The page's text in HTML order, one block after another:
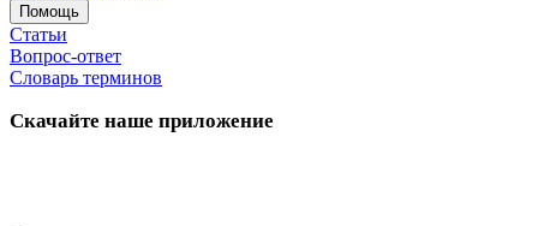
Помощь
Статьи
Вопрос-ответ
Словарь терминов
Скачайте наше приложение